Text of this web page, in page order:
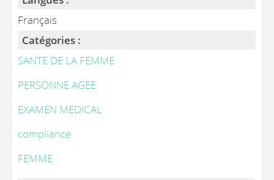
Français
Catégories :
SANTE DE LA FEMME
PERSONNE AGEE
EXAMEN MEDICAL
compliance
FEMME